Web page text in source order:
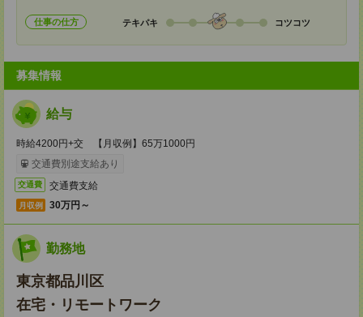
仕事の仕方 テキパキ コツコツ
募集情報
給与
時給4200円+交 【月収例】65万1000円
交通費別途支給あり
交通費 交通費支給
月収例 30万円～
勤務地
東京都品川区
在宅・リモートワーク